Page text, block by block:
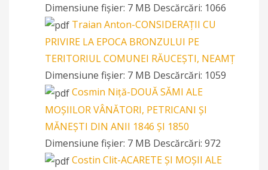
Dimensiune fișier: 7 MB Descărcări: 1066
Traian Anton-CONSIDERAȚII CU
PRIVIRE LA EPOCA BRONZULUI PE
TERITORIUL COMUNEI RĂUCEȘTI, NEAMȚ
Dimensiune fișier: 7 MB Descărcări: 1059
Cosmin Niță-DOUĂ SĂMI ALE
MOȘIILOR VÂNĂTORI, PETRICANI ȘI
MĂNEȘTI DIN ANII 1846 ȘI 1850
Dimensiune fișier: 7 MB Descărcări: 972
Costin Clit-ACARETE ȘI MOȘII ALE